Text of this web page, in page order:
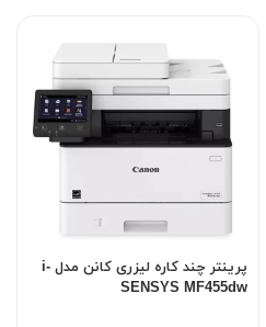
پرینتر چند کاره لیزری کانن مدل i-
SENSYS MF455dw